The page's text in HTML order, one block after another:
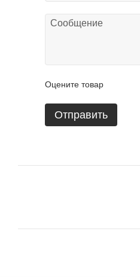
Оцените товар
Отправить